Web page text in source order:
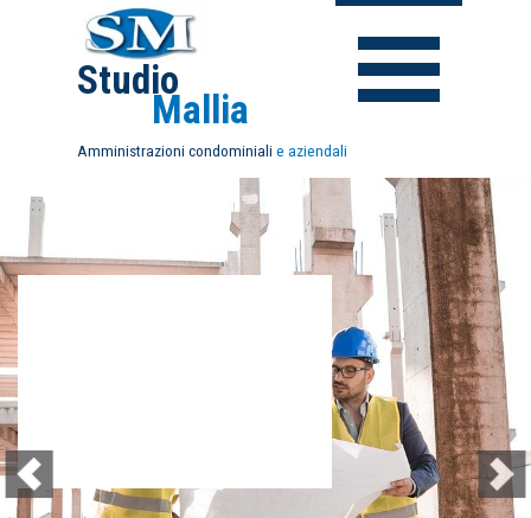
Studio
Mallia
Amministrazioni condominiali e aziendali
SERVICE?